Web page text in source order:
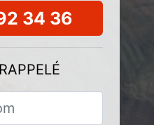
34 36